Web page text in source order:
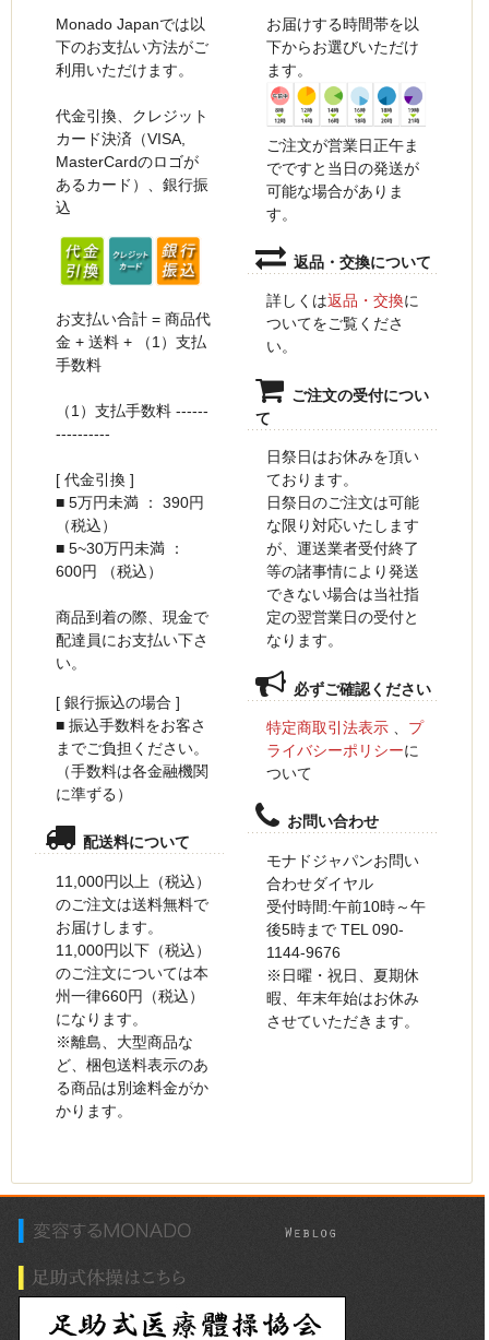
Monado Japanでは以
下のお支払い方法がご
利用いただけます。
代金引換、クレジット
カード決済（VISA,
MasterCardのロゴが
あるカード）、銀行振
込
お支払い合計 = 商品代
金 + 送料 + （1）支払
手数料
（1）支払手数料 ------
----------
[ 代金引換 ]
■ 5万円未満 ： 390円
（税込）
■ 5~30万円未満 ：
600円 （税込）
商品到着の際、現金で
配達員にお支払い下さ
い。
[ 銀行振込の場合 ]
■ 振込手数料をお客さ
までご負担ください。
（手数料は各金融機関
に準ずる）
配送料について
11,000円以上（税込）
のご注文は送料無料で
お届けします。
11,000円以下（税込）
のご注文については本
州一律660円（税込）
になります。
※離島、大型商品な
ど、梱包送料表示のあ
る商品は別途料金がか
かります。
お届けする時間帯を以
下からお選びいただけ
ます。
ご注文が営業日正午ま
でですと当日の発送が
可能な場合がありま
す。
返品・交換について
詳しくは返品・交換に
ついてをご覧くださ
い。
ご注文の受付につい
て
日祭日はお休みを頂い
ております。
日祭日のご注文は可能
な限り対応いたします
が、運送業者受付終了
等の諸事情により発送
できない場合は当社指
定の翌営業日の受付と
なります。
必ずご確認ください
特定商取引法表示、 プ
ライバシーポリシーに
ついて
お問い合わせ
モナドジャパンお問い
合わせダイヤル
受付時間:午前10時～午
後5時まで TEL 090-
1144-9676
※日曜・祝日、夏期休
暇、年末年始はお休み
させていただきます。